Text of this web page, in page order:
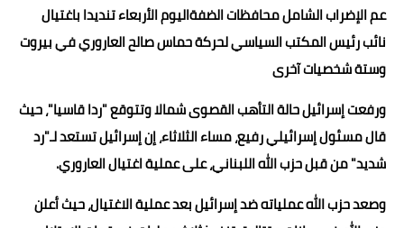
حوادث وقضايا
الصحه والجمال
فن المطبخ
مقالات
عم الإضراب الشامل محافظات الضفةاليوم الأربعاء تنديدا باغتيال
نائب رئيس المكتب السياسي لحركة حماس صالح العاروري في بيروت
وستة شخصيات آخرى
ورفعت إسرائيل حالة التأهب القصوى شمالا وتتوقع "ردا قاسيا"، حيث
قال مسئول إسرائيلي رفيع، مساء الثلاثاء، إن إسرائيل تستعد لـ"رد
شديد" من قبل حزب الله اللبناني، على عملية اغتيال العاروري.
وصعد حزب الله عملياته ضد إسرائيل بعد عملية الاغتيال، حيث أعلن